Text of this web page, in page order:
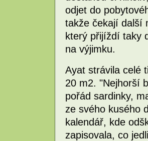
odjet do
takže čekají další
který přijíždí taky
na výjimku.
Ayat strávila celé
20 m2. "Nejhorší
pořád sardinky,
ze svého kusého
kalendář, kde
zapisovala, co